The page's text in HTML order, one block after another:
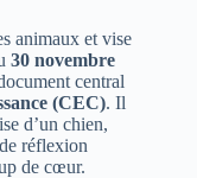
animaux et vise
30 novembre
central
(CEC). Il
d’un chien,
réflexion
de cœur.